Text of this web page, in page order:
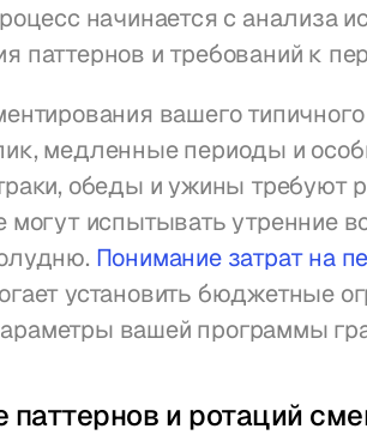
начинается с анализа
паттернов и требований к
вашего
медленные периоды и
обеды и ужины требуют
могут испытывать утренние
Понимание затрат на
установить бюджетные
вашей программы
паттернов и ротаций